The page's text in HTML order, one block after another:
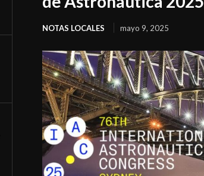
NOTAS LOCALES mayo 9, 2025